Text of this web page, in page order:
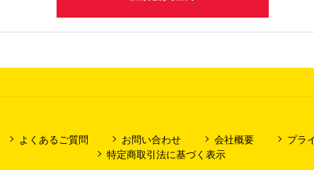
よくあるご質問 お問い合わせ 会社概要
プラ
特定商取引法に基づく表示